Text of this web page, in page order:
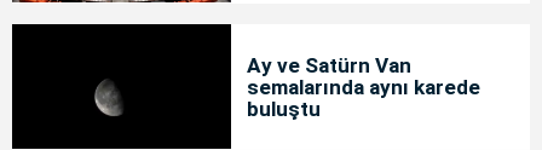
Ay ve Satürn Van
semalarında aynı karede
buluştu